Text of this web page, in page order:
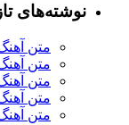
نوشته‌های
متن
متن
متن
متن آهنگ
متن